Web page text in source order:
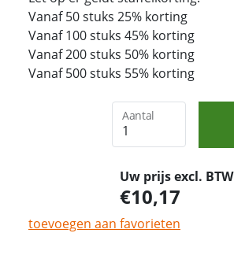
Vanaf 50 stuks 25% korting
Vanaf 100 stuks 45% korting
Vanaf 200 stuks 50% korting
Vanaf 500 stuks 55% korting
Aantal
Uw prijs excl. BTW
10,17
toevoegen aan favorieten